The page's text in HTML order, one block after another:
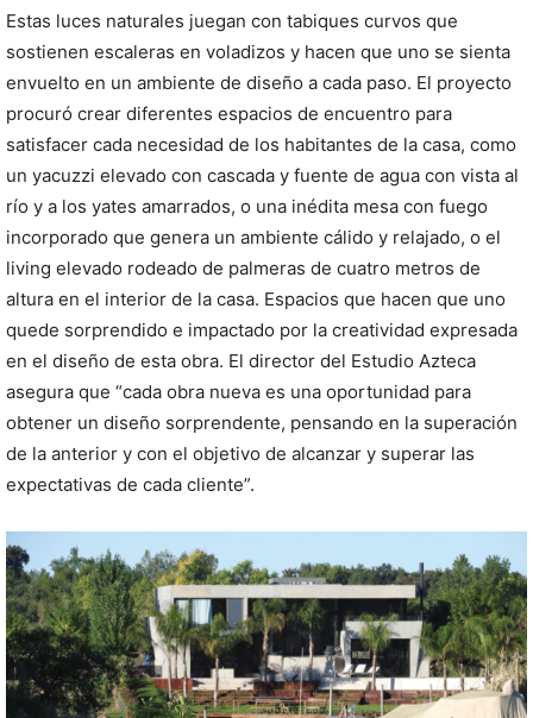
Estas luces naturales juegan con tabiques curvos que
sostienen escaleras en voladizos y hacen que uno se sienta
envuelto en un ambiente de diseño a cada paso. El proyecto
procuró crear diferentes espacios de encuentro para
satisfacer cada necesidad de los habitantes de la casa, como
un yacuzzi elevado con cascada y fuente de agua con vista al
río y a los yates amarrados, o una inédita mesa con fuego
incorporado que genera un ambiente cálido y relajado, o el
living elevado rodeado de palmeras de cuatro metros de
altura en el interior de la casa. Espacios que hacen que uno
quede sorprendido e impactado por la creatividad expresada
en el diseño de esta obra. El director del Estudio Azteca
asegura que “cada obra nueva es una oportunidad para
obtener un diseño sorprendente, pensando en la superación
de la anterior y con el objetivo de alcanzar y superar las
expectativas de cada cliente”.